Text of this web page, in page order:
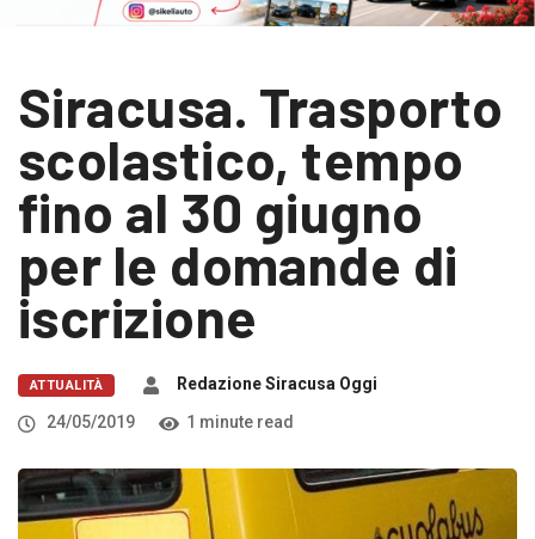
Siracusa. Trasporto
scolastico, tempo
fino al 30 giugno
per le domande di
iscrizione
ATTUALITÀ
Redazione Siracusa Oggi
24/05/2019
1 minute read